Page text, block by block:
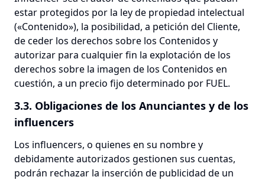
estar protegidos por la ley de propiedad intelectual
(«Contenido»), la posibilidad, a petición del Cliente,
de ceder los derechos sobre los Contenidos y
autorizar para cualquier fin la explotación de los
derechos sobre la imagen de los Contenidos en
cuestión, a un precio fijo determinado por FUEL.
3.3. Obligaciones de los Anunciantes y de los
influencers
Los influencers, o quienes en su nombre y
debidamente autorizados gestionen sus cuentas,
podrán rechazar la inserción de publicidad de un